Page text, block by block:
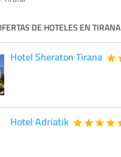
DE HOTELES EN TIRANA
Hotel Sheraton Tirana
Hotel Adriatik